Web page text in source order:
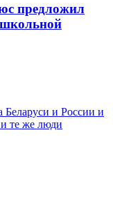
предложил
Беларуси и России и
те же люди